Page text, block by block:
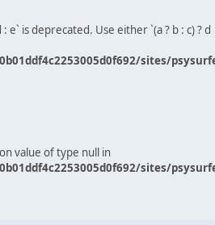
e` is deprecated. Use either `(a ? b : c) ? d
sites/
value of type null in
sites/